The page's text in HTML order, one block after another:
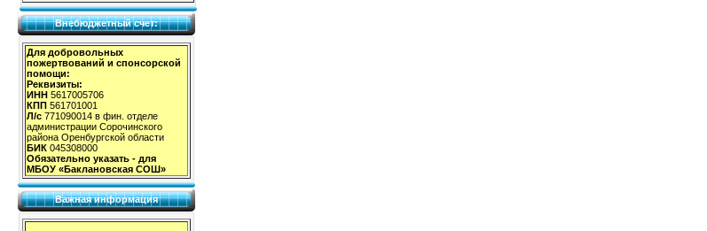
Внебюджетный счет:
Для добровольных
пожертвований и спонсорской
помощи:
Реквизиты:
ИНН 5617005706
КПП 561701001
Л/с 771090014 в фин. отделе
администрации Сорочинского
района Оренбургской области
БИК 045308000
Обязательно указать - для
МБОУ «Баклановская СОШ»
Важная информация